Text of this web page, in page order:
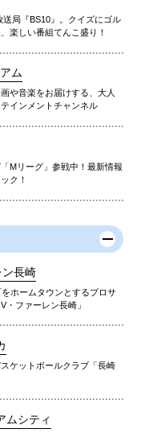
送局『BS10』。クイズにゴル
楽しい番組てんこ盛り！
ム
や音楽をお届けする、大人
インメントチャンネル
Mリーグ」参戦中！最新情報
ク！
長崎
ホームタウンとするプロサ
・ファーレン長崎」
ケットボールクラブ「長崎
ムシティ